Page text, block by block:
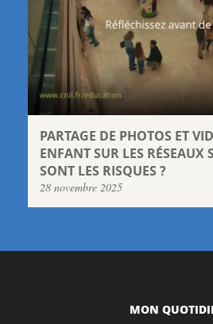
PARTAGE DE PHOTOS ET
ENFANT SUR LES RÉSEAUX
SONT LES RISQUES ?
28 novembre 2025
MON